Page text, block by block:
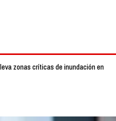
zonas críticas de inundación en